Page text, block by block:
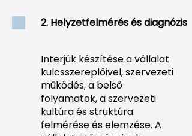
2. Helyzetfelmérés és diagnózis
Interjúk készítése a vállalat
kulcsszereplőivel, szervezeti
működés, a belső
folyamatok, a szervezeti
kultúra és struktúra
felmérése és elemzése. A